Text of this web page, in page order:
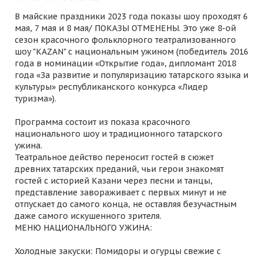
В майские праздники 2023 года показы шоу проходят 6
мая, 7 мая и 8 мая/ ПОКАЗЫ ОТМЕНЕНЫ. Это уже 8-ой
сезон красочного фольклорного театрализованного
шоу "KAZAN" с национальным ужином (победитель 2016
года в номинации «Открытие года», дипломант 2018
года «За развитие и популяризацию татарского языка и
культуры» республиканского конкурса «Лидер
туризма»).
Программа состоит из показа красочного
национального шоу и традиционного татарского
ужина.
Театральное действо переносит гостей в сюжет
древних татарских преданий, чьи герои знакомят
гостей с историей Казани через песни и танцы,
представление завораживает с первых минут и не
отпускает до самого конца, не оставляя безучастным
даже самого искушенного зрителя.
МЕНЮ НАЦИОНАЛЬНОГО УЖИНА:
Холодные закуски: Помидоры и огурцы свежие с